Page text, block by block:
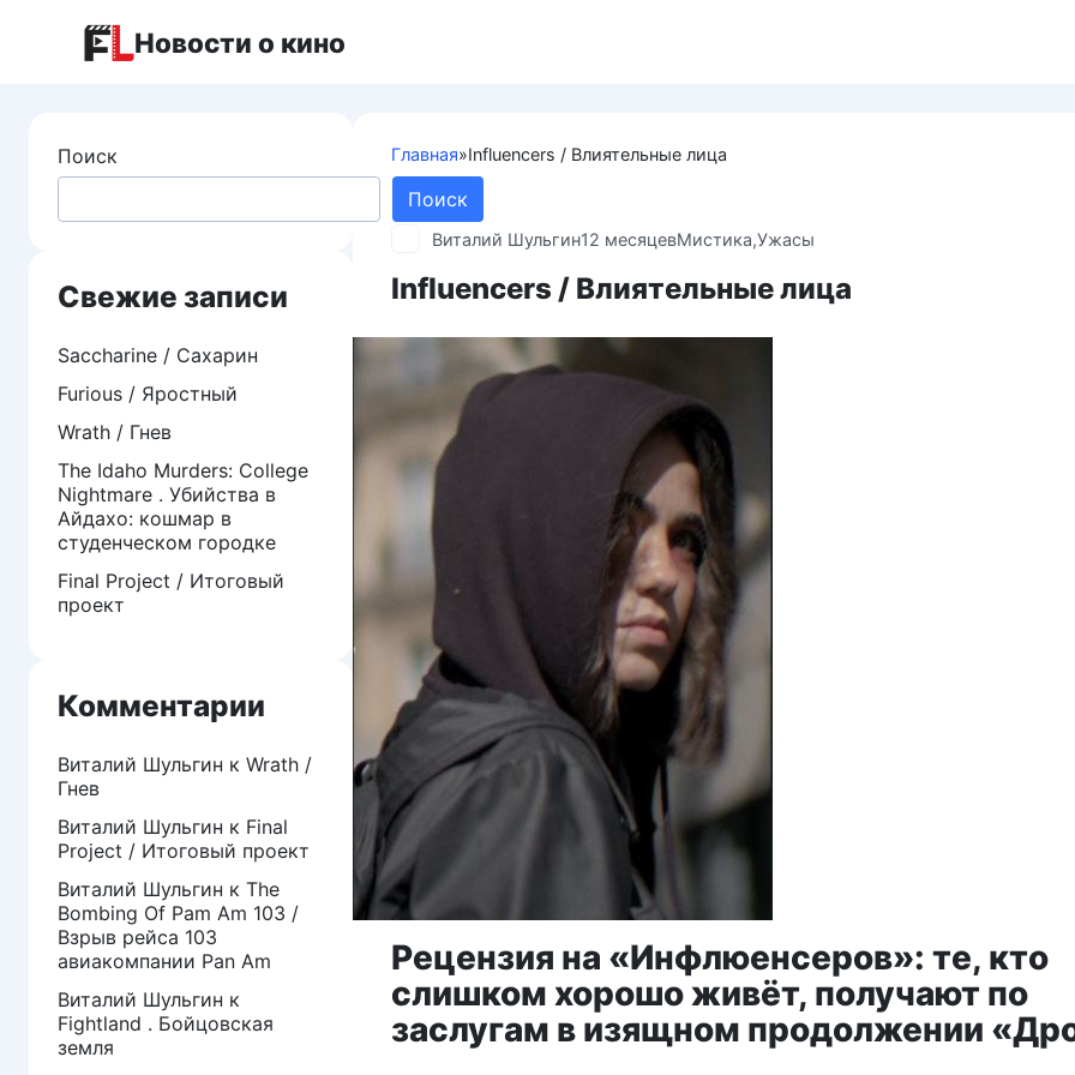
Новости о кино
Главная»Influencers / Влиятельные лица
Виталий Шульгин12 месяцевМистика,Ужасы
Influencers / Влиятельные лица
Рецензия на «Инфлюенсеров»: те, кто
слишком хорошо живёт, получают по
заслугам в изящном продолжении
Поиск
Поиск
Свежие записи
Saccharine / Сахарин
Furious / Яростный
Wrath / Гнев
The Idaho Murders: College
Nightmare . Убийства в
Айдахо: кошмар в
студенческом городке
Final Project / Итоговый
проект
Комментарии
Виталий Шульгин к Wrath /
Гнев
Виталий Шульгин к Final
Project / Итоговый проект
Виталий Шульгин к The
Bombing Of Pam Am 103 /
Взрыв рейса 103
авиакомпании Pan Am
Виталий Шульгин к
Fightland . Бойцовская
земля